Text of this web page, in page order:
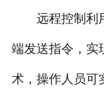
远程控制利用
端发送指令，实
术，操作人员可